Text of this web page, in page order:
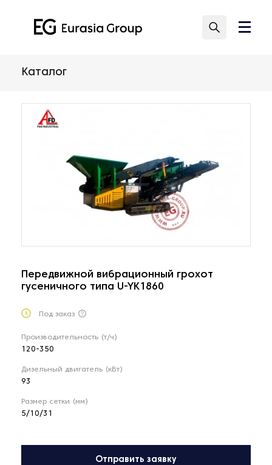
Каталог
Передвижной вибрационный грохот
гусеничного типа U-YK1860
Под заказ
Производительность (т/ч)
120-350
Дизельный двигатель (кВт)
93
Размер сетки (мм)
5/10/31
Отправить заявку